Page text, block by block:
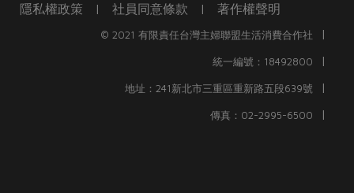
隱私權政策 | 社員同意條款 | 著作權聲明
© 2021 有限責任台灣主婦聯盟生活消費合作社 |
統一編號：18492800 |
地址：241新北市三重區重新路五段639號 |
傳真：02-2995-6500 |